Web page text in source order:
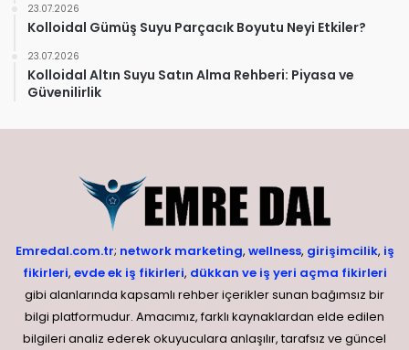
23.07.2026
Kolloidal Gümüş Suyu Parçacık Boyutu Neyi Etkiler?
23.07.2026
Kolloidal Altın Suyu Satın Alma Rehberi: Piyasa ve
Güvenilirlik
Emredal.com.tr; network marketing, wellness, girişimcilik, iş
fikirleri, evde ek iş fikirleri, dükkan ve iş yeri açma fikirleri
gibi alanlarında kapsamlı rehber içerikler sunan bağımsız bir
bilgi platformudur. Amacımız, farklı kaynaklardan elde edilen
bilgileri analiz ederek okuyuculara anlaşılır, tarafsız ve güncel